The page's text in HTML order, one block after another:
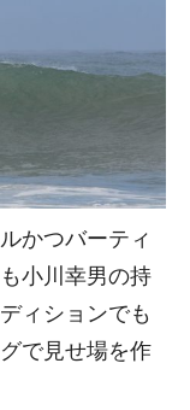
かつバーティ
小川幸男の持
ィションでも
で見せ場を作